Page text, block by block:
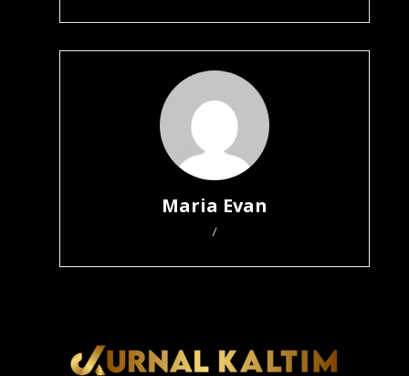
Maria Evan
/